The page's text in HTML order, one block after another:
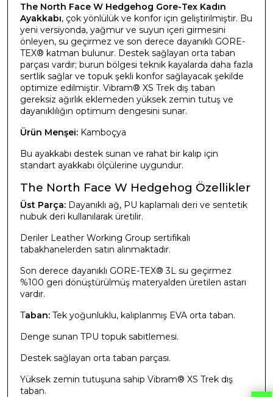
The North Face W Hedgehog Gore-Tex Kadın
Ayakkabı, çok yönlülük ve konfor için geliştirilmiştir. Bu
yeni versiyonda, yağmur ve suyun içeri girmesini
önleyen, su geçirmez ve son derece dayanıklı GORE-
TEX® katman bulunur. Destek sağlayan orta taban
parçası vardır; burun bölgesi teknik kayalarda daha fazla
sertlik sağlar ve topuk şekli konfor sağlayacak şekilde
optimize edilmiştir. Vibram® XS Trek dış taban
gereksiz ağırlık eklemeden yüksek zemin tutuş ve
dayanıklılığın optimum dengesini sunar.
Ürün Menşei: Kamboçya
Bu ayakkabı destek sunan ve rahat bir kalıp için
standart ayakkabı ölçülerine uygundur.
The North Face W Hedgehog Özellikler
Üst Parça: Dayanıklı ağ, PU kaplamalı deri ve sentetik
nubuk deri kullanılarak üretilir.
Deriler Leather Working Group sertifikalı
tabakhanelerden satın alınmaktadır.
Son derece dayanıklı GORE-TEX® 3L su geçirmez
%100 geri dönüştürülmüş materyalden üretilen astarı
vardır.
Taban: Tek yoğunluklu, kalıplanmış EVA orta taban.
Denge sunan TPU topuk sabitlemesi.
Destek sağlayan orta taban parçası.
Yüksek zemin tutuşuna sahip Vibram® XS Trek dış
taban.